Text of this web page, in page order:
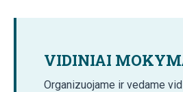
VIDINIAI
Organizuojame ir vedame